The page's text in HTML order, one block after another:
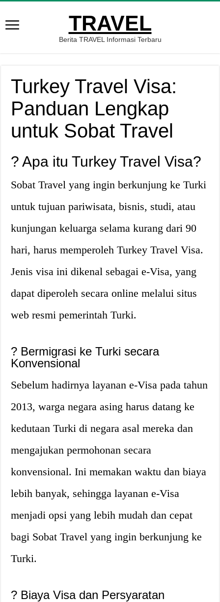
TRAVEL
Berita TRAVEL Informasi Terbaru
Turkey Travel Visa:
Panduan Lengkap
untuk Sobat Travel
? Apa itu Turkey Travel Visa?
Sobat Travel yang ingin berkunjung ke Turki
untuk tujuan pariwisata, bisnis, studi, atau
kunjungan keluarga selama kurang dari 90
hari, harus memperoleh Turkey Travel Visa.
Jenis visa ini dikenal sebagai e-Visa, yang
dapat diperoleh secara online melalui situs
web resmi pemerintah Turki.
? Bermigrasi ke Turki secara
Konvensional
Sebelum hadirnya layanan e-Visa pada tahun
2013, warga negara asing harus datang ke
kedutaan Turki di negara asal mereka dan
mengajukan permohonan secara
konvensional. Ini memakan waktu dan biaya
lebih banyak, sehingga layanan e-Visa
menjadi opsi yang lebih mudah dan cepat
bagi Sobat Travel yang ingin berkunjung ke
Turki.
? Biaya Visa dan Persyaratan